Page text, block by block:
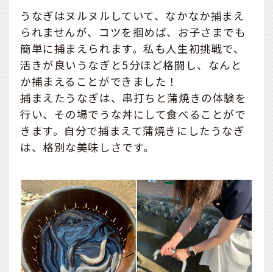
うなぎはヌルヌルしていて、なかなか捕まえ
られませんが、コツを掴めば、お子さまでも
簡単に捕まえられます。私も人生初挑戦で、
活きが良いうなぎと5分ほど格闘し、なんと
か捕まえることができました！
捕まえたうなぎは、串打ちと蒲焼きの体験を
行い、その場でうな丼にして食べることがで
きます。自分で捕まえて蒲焼きにしたうなぎ
は、格別な美味しさです。